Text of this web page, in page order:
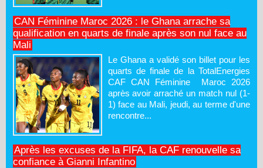
CAN Féminine Maroc 2026 : le Ghana arrache sa
qualification en quarts de finale après son nul face au
Mali
Le Ghana a validé son billet pour les
quarts de finale de la TotalEnergies
CAF CAN Féminine Maroc 2026
après avoir arraché un match nul (1-
1) face au Mali, jeudi, au terme d'une
rencontre...
Après les excuses de la FIFA, la CAF renouvelle sa
confiance à Gianni Infantino